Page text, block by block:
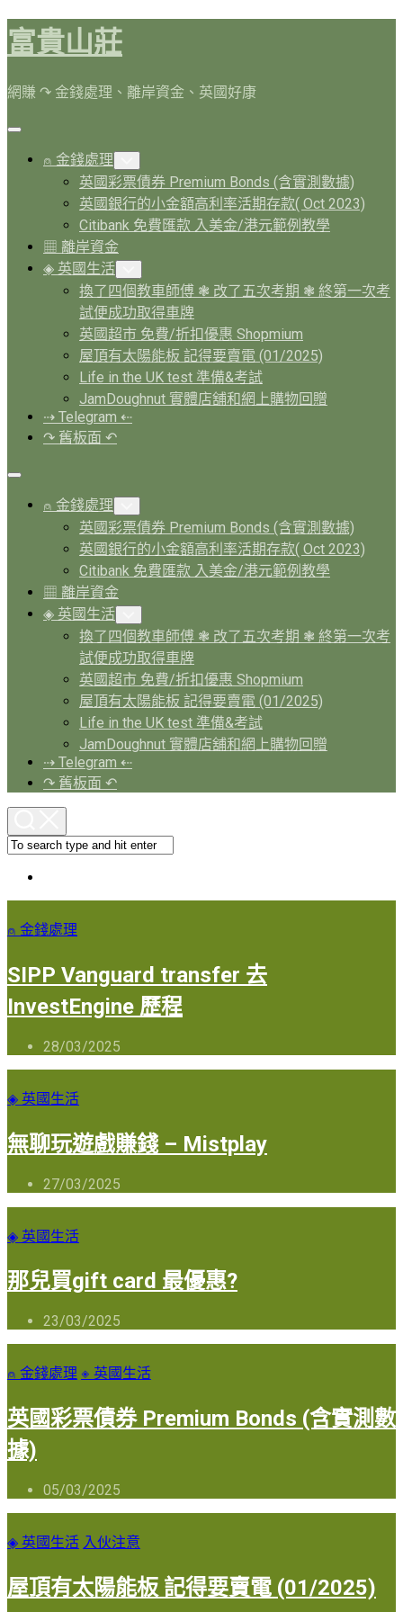
Skip
to
content
富貴山莊
網賺 ↷ 金錢處理、離岸資金、英國好康
Expand
⍝ 金錢處理
Child
Menu
英國彩票債券 Premium Bonds (含實測數據)
英國銀行的小金額高利率活期存款( Oct 2023)
Citibank 免費匯款 入美金/港元範例教學
▦ 離岸資金
◈ 英國生活
Child
Menu
換了四個教車師傅 ❃ 改了五次考期 ❃ 終第一次考
試便成功取得車牌
英國超市 免費/折扣優惠 Shopmium
屋頂有太陽能板 記得要賣電 (01/2025)
Life in the UK test 準備&考試
JamDoughnut 實體店舖和網上購物回贈
⇢ Telegram ⇠
↷ 舊板面 ↶
Expand
⍝ 金錢處理
Child
Menu
英國彩票債券 Premium Bonds (含實測數據)
英國銀行的小金額高利率活期存款( Oct 2023)
Citibank 免費匯款 入美金/港元範例教學
▦ 離岸資金
◈ 英國生活
Child
Menu
換了四個教車師傅 ❃ 改了五次考期 ❃ 終第一次考
試便成功取得車牌
英國超市 免費/折扣優惠 Shopmium
屋頂有太陽能板 記得要賣電 (01/2025)
Life in the UK test 準備&考試
JamDoughnut 實體店舖和網上購物回贈
⇢ Telegram ⇠
↷ 舊板面 ↶
⍝ 金錢處理
SIPP Vanguard transfer 去
InvestEngine 歷程
28/03/2025
◈ 英國生活
無聊玩遊戲賺錢 – Mistplay
27/03/2025
◈ 英國生活
那兒買gift card 最優惠?
23/03/2025
⍝ 金錢處理 ◈ 英國生活
英國彩票債券 Premium Bonds (含實測數
據)
05/03/2025
◈ 英國生活 入伙注意
屋頂有太陽能板 記得要賣電 (01/2025)